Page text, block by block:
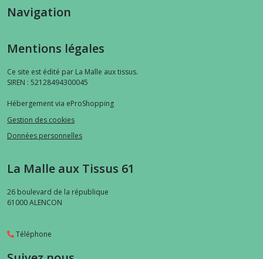
Navigation
Mentions légales
Ce site est édité par La Malle aux tissus.
SIREN : 52128494300045
Hébergement via eProShopping
Gestion des cookies
Données personnelles
La Malle aux Tissus 61
26 boulevard de la république
61000ALENCON
Téléphone